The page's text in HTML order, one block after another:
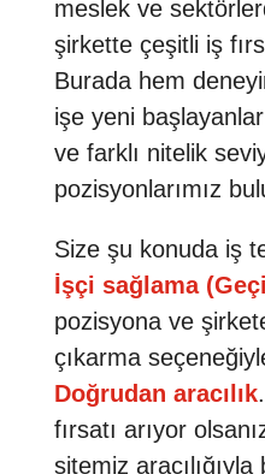
meslek ve
şirkette çeşitli iş
Burada hem
işe yeni
ve farklı nitelik
pozisyonlarımız
Size şu konuda iş
İşçi sağlama
pozisyona ve
çıkarma
Doğrudan aracılık
fırsatı arıyor
sitemiz